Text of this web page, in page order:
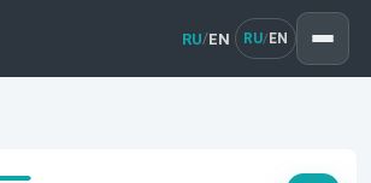
RU/EN RU/ EN